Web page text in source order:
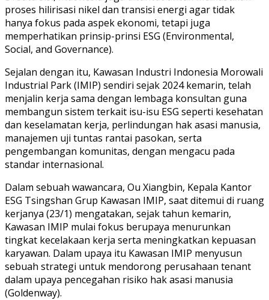
proses hilirisasi nikel dan transisi energi agar tidak
hanya fokus pada aspek ekonomi, tetapi juga
memperhatikan prinsip-prinsi ESG (Environmental,
Social, and Governance).
Sejalan dengan itu, Kawasan Industri Indonesia Morowali
Industrial Park (IMIP) sendiri sejak 2024 kemarin, telah
menjalin kerja sama dengan lembaga konsultan guna
membangun sistem terkait isu-isu ESG seperti kesehatan
dan keselamatan kerja, perlindungan hak asasi manusia,
manajemen uji tuntas rantai pasokan, serta
pengembangan komunitas, dengan mengacu pada
standar internasional.
Dalam sebuah wawancara, Ou Xiangbin, Kepala Kantor
ESG Tsingshan Grup Kawasan IMIP, saat ditemui di ruang
kerjanya (23/1) mengatakan, sejak tahun kemarin,
Kawasan IMIP mulai fokus berupaya menurunkan
tingkat kecelakaan kerja serta meningkatkan kepuasan
karyawan. Dalam upaya itu Kawasan IMIP menyusun
sebuah strategi untuk mendorong perusahaan tenant
dalam upaya pencegahan risiko hak asasi manusia
(Goldenway).